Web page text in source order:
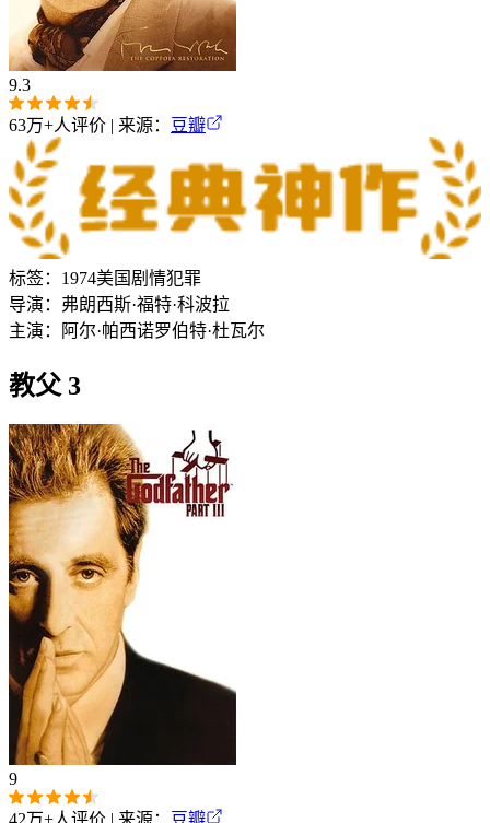
9.3
63万+人评价 | 来源： 豆瓣
标签： 1974美国 剧情犯罪
导演： 弗朗西斯·福特·科波拉
主演：
阿尔·帕西诺罗伯特·杜瓦尔
教父 3
9
42万+人评价 | 来源： 豆瓣